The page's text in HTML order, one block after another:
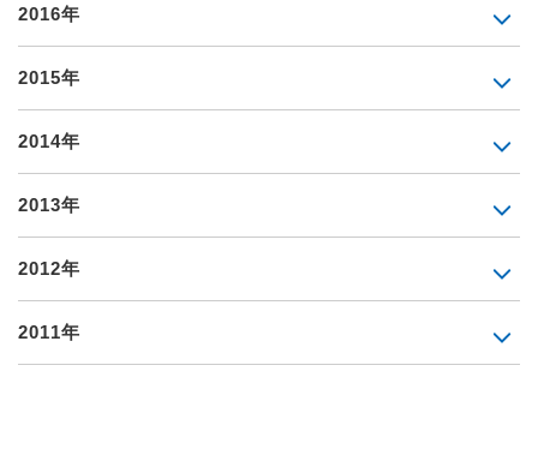
2016年
2015年
2014年
2013年
2012年
2011年